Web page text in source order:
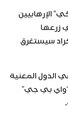
الإرهابيين
زرعها
سيستغرق
الدول المعنية
“واي بي جي”